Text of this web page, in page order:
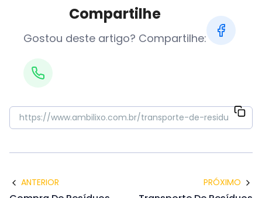
Compartilhe
Gostou deste artigo? Compartilhe:
ANTERIOR PRÓXIMO